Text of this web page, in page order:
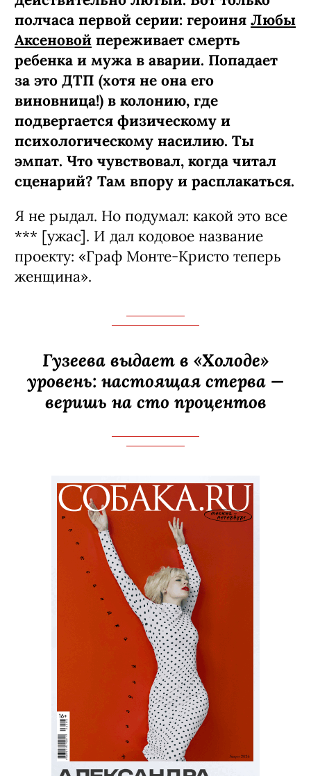
полчаса первой серии: героиня Любы
Аксеновой переживает смерть
ребенка и мужа в аварии. Попадает
за это ДТП (хотя не она его
виновница!) в колонию, где
подвергается физическому и
психологическому насилию. Ты
эмпат. Что чувствовал, когда читал
сценарий? Там впору и расплакаться.
Я не рыдал. Но подумал: какой это все
*** [ужас]. И дал кодовое название
проекту: «Граф Монте-­Кристо теперь
женщина».
Гузеева выдает в «Холоде»
уровень: настоящая стерва —
веришь на сто процентов